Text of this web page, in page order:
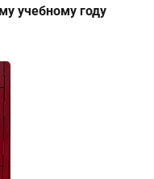
учебному году